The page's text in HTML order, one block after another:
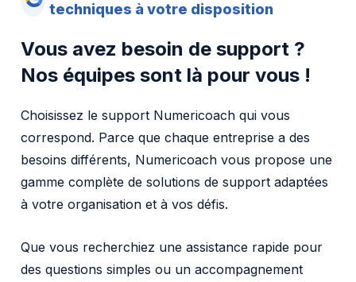
Nos outils
IA
Nos actualités
Ressources
Cas clients
techniques à votre disposition
Vous avez besoin de support ?
Nos équipes sont là pour vous !
Choisissez le support Numericoach qui vous
correspond. Parce que chaque entreprise a des
besoins différents, Numericoach vous propose une
gamme complète de solutions de support adaptées
à votre organisation et à vos défis.
Que vous recherchiez une assistance rapide pour
des questions simples ou un accompagnement